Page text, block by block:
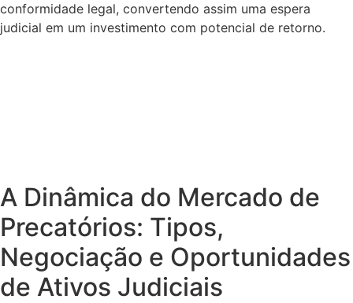
conformidade legal, convertendo assim uma espera
judicial em um investimento com potencial de retorno.
A Dinâmica do Mercado de
Precatórios: Tipos,
Negociação e Oportunidades
de Ativos Judiciais